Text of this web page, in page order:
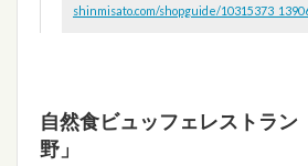
shinmisato.com/shopguide/
自然食ビュッフェレストラン
野」